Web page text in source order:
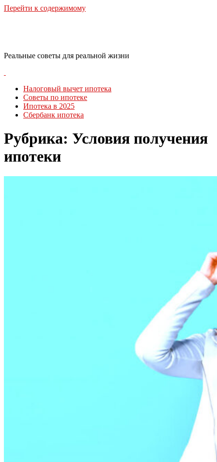
Перейти к содержимому
Реальные советы для реальной жизни
Налоговый вычет ипотека
Советы по ипотеке
Ипотека в 2025
Сбербанк ипотека
Рубрика: Условия получения
ипотеки